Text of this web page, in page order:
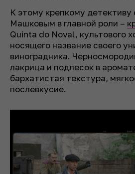
К этому крепкому
Машковым в главной роли –
Quinta do Noval, культового
носящего название своего
виноградника.
лакрица и подлесок в
бархатистая текстура,
послевкусие.